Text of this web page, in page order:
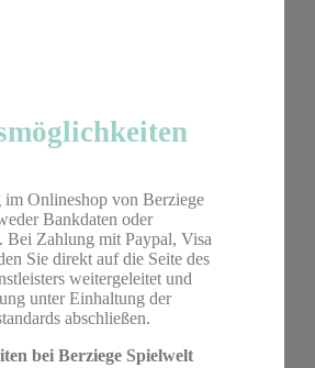
Onlineshop von Berziege
Bankdaten oder
Bei Zahlung mit Paypal, Visa
Sie direkt auf die Seite des
weitergeleitet und
unter Einhaltung der
abschließen.
bei Berziege Spielwelt